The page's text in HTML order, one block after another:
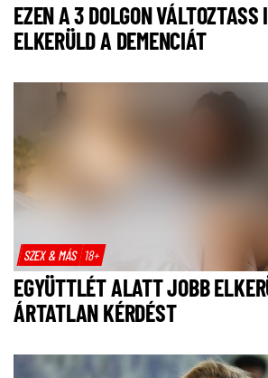
EZEN A 3 DOLGON VÁLTOZTASS
ELKERÜLD A DEMENCIÁT
SZEX & MÁS 18+
EGYÜTTLÉT ALATT JOBB
ÁRTATLAN KÉRDÉST